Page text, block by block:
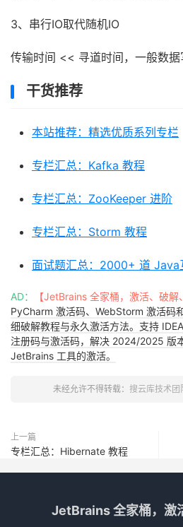
3、串行IO取代随机IO
传输时间 << 寻道时间，一般数
干货推荐
本站推荐：精选优质系列专栏
专栏汇总：Kafka 教程
专栏汇总：ZooKeeper 进阶
专栏汇总：Storm 教程
面试题汇总：2000+ 道 Java
AD： 【JetBrains 全家桶，激活、破解
PyCharm 激活码、WebStorm 激活码
细破解教程与永久激活方法。支持
注册码与激活码，解决 2024/2025 版
JetBrains 工具的激活。
未经允许不得转载： 搜云库技术团
上一篇
专栏汇总：Hibernate 教程
JetBrains 全家桶，激